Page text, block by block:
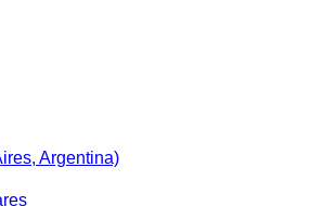
Argentina)